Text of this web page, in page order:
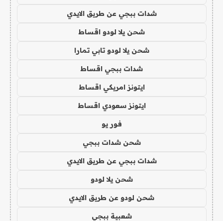
شدات ببجي عن طريق الايدي
شحن يلا لودو اقساط
شحن يلا لودو تابي تمارا
شدات ببجي اقساط
ايتونز امريكي اقساط
ايتونز سعودي اقساط
فور يو
شحن شدات ببجي
شدات ببجي عن طريق الايدي
شحن يلا لودو
شحن لودو عن طريق الايدي
شعبية ببجي